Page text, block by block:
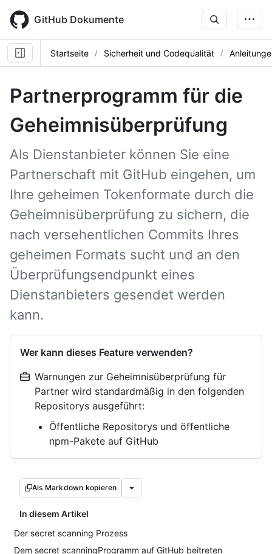
main
content
GitHub Dokumente
Startseite Sicherheit und Codequalität
Partnerprogramm für die
Geheimnisüberprüfung
Als Dienstanbieter können Sie eine
Partnerschaft mit GitHub eingehen, um
Ihre geheimen Tokenformate durch die
Geheimnisüberprüfung zu sichern, die
nach versehentlichen Commits Ihres
geheimen Formats sucht und an den
Überprüfungsendpunkt eines
Dienstanbieters gesendet werden
kann.
Wer kann dieses Feature verwenden?
Warnungen zur Geheimnisüberprüfung für
Partner wird standardmäßig in den folgenden
Repositorys ausgeführt:
Öffentliche Repositorys und öffentliche
npm-Pakete auf GitHub
Als Markdown kopieren
In diesem Artikel
Der secret scanning Prozess
Dem secret scanningProgramm auf GitHub beitreten